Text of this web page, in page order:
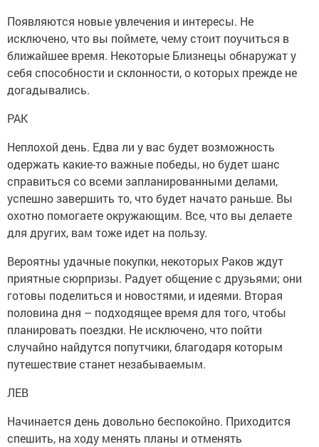
Появляются новые увлечения и интересы. Не
исключено, что вы поймете, чему стоит поучиться в
ближайшее время. Некоторые Близнецы обнаружат у
себя способности и склонности, о которых прежде не
догадывались.
РАК
Неплохой день. Едва ли у вас будет возможность
одержать какие-то важные победы, но будет шанс
справиться со всеми запланированными делами,
успешно завершить то, что будет начато раньше. Вы
охотно помогаете окружающим. Все, что вы делаете
для других, вам тоже идет на пользу.
Вероятны удачные покупки, некоторых Раков ждут
приятные сюрпризы. Радует общение с друзьями; они
готовы поделиться и новостями, и идеями. Вторая
половина дня – подходящее время для того, чтобы
планировать поездки. Не исключено, что пойти
случайно найдутся попутчики, благодаря которым
путешествие станет незабываемым.
ЛЕВ
Начинается день довольно беспокойно. Приходится
спешить, на ходу менять планы и отменять